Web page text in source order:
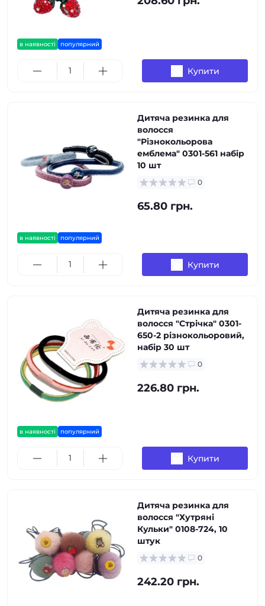
в наявності популярний
Купити
в наявності популярний
Дитяча резинка для
волосся
"Різнокольорова
емблема" 0301-561 набір
10 шт
0
65.80 грн.
Купити
в наявності популярний
Дитяча резинка для
волосся "Стрічка" 0301-
650-2 різнокольоровий,
набір 30 шт
0
226.80 грн.
Купити
Дитяча резинка для
волосся "Хутряні
Кульки" 0108-724, 10
штук
0
242.20 грн.